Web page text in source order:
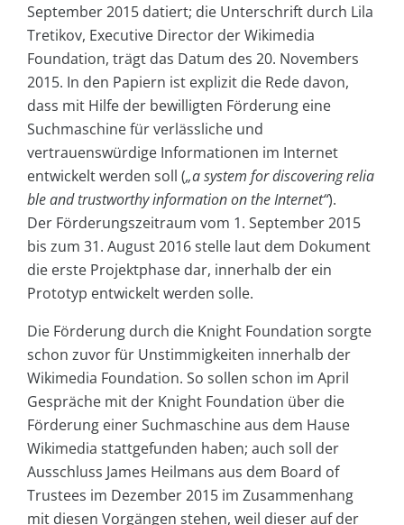
September 2015 datiert; die Unterschrift durch Lila
Tretikov, Executive Director der Wikimedia
Foundation, trägt das Datum des 20. Novembers
2015. In den Papiern ist explizit die Rede davon,
dass mit Hilfe der bewilligten Förderung eine
Suchmaschine für verlässliche und
vertrauenswürdige Informationen im Internet
entwickelt werden soll („a system for discovering relia
ble and trustworthy information on the Internet“).
Der Förderungszeitraum vom 1. September 2015
bis zum 31. August 2016 stelle laut dem Dokument
die erste Projektphase dar, innerhalb der ein
Prototyp entwickelt werden solle.
Die Förderung durch die Knight Foundation sorgte
schon zuvor für Unstimmigkeiten innerhalb der
Wikimedia Foundation. So sollen schon im April
Gespräche mit der Knight Foundation über die
Förderung einer Suchmaschine aus dem Hause
Wikimedia stattgefunden haben; auch soll der
Ausschluss James Heilmans aus dem Board of
Trustees im Dezember 2015 im Zusammenhang
mit diesen Vorgängen stehen, weil dieser auf der